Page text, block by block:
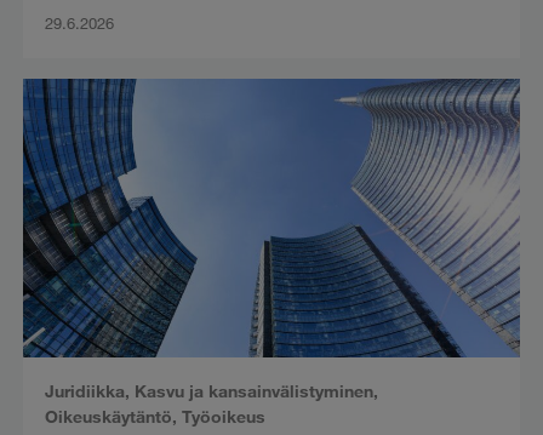
29.6.2026
Juridiikka, Kasvu ja kansainvälistyminen,
Oikeuskäytäntö, Työoikeus